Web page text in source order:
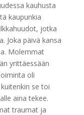
kauhusta
kaupunkia
jotka
Joka päivä kansa
Molemmat
yrittäessään
oli
se toi
aina tekee.
traumat ja